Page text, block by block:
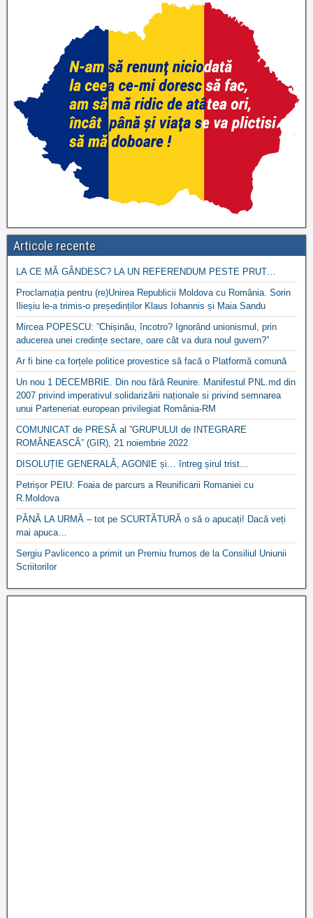
Articole recente
LA CE MĂ GÂNDESC? LA UN REFERENDUM PESTE PRUT…
Proclamația pentru (re)Unirea Republicii Moldova cu România. Sorin
Ilieșiu le-a trimis-o președinților Klaus Iohannis și Maia Sandu
Mircea POPESCU: ”Chișinău, încotro? Ignorând unionismul, prin
aducerea unei credințe sectare, oare cât va dura noul guvern?”
Ar fi bine ca forțele politice provestice să facă o Platformă comună
Un nou 1 DECEMBRIE. Din nou fără Reunire. Manifestul PNL.md din
2007 privind imperativul solidarizării naționale si privind semnarea
unui Parteneriat european privilegiat România-RM
COMUNICAT de PRESĂ al ”GRUPULUI de INTEGRARE
ROMÂNEASCĂ” (GIR), 21 noiembrie 2022
DISOLUȚIE GENERALĂ, AGONIE și… întreg șirul trist…
Petrișor PEIU: Foaia de parcurs a Reunificarii Romaniei cu
R.Moldova
PÂNĂ LA URMĂ – tot pe SCURTĂTURĂ o să o apucați! Dacă veți
mai apuca…
Sergiu Pavlicenco a primit un Premiu frumos de la Consiliul Uniunii
Scriitorilor